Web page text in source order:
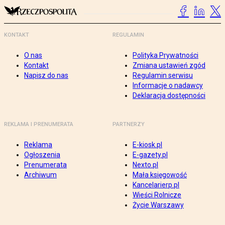
KONTAKT
O nas
Kontakt
Napisz do nas
REGULAMIN
Polityka Prywatności
Zmiana ustawień zgód
Regulamin serwisu
Informacje o nadawcy
Deklaracja dostępności
REKLAMA I PRENUMERATA
Reklama
Ogłoszenia
Prenumerata
Archiwum
PARTNERZY
E-kiosk.pl
E-gazety.pl
Nexto.pl
Mała księgowość
Kancelarierp.pl
Wieści Rolnicze
Życie Warszawy